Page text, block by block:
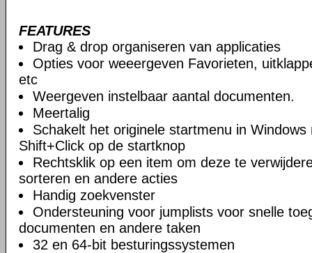
FEATURES
Drag & drop organiseren van applicaties
Opties voor weeergeven Favorieten,
etc
Weergeven instelbaar aantal documenten.
Meertalig
Schakelt het originele startmenu in
Shift+Click op de startknop
Rechtsklik op een item om deze te
sorteren en andere acties
Handig zoekvenster
Ondersteuning voor jumplists voor snelle
documenten en andere taken
32 en 64-bit besturingssystemen